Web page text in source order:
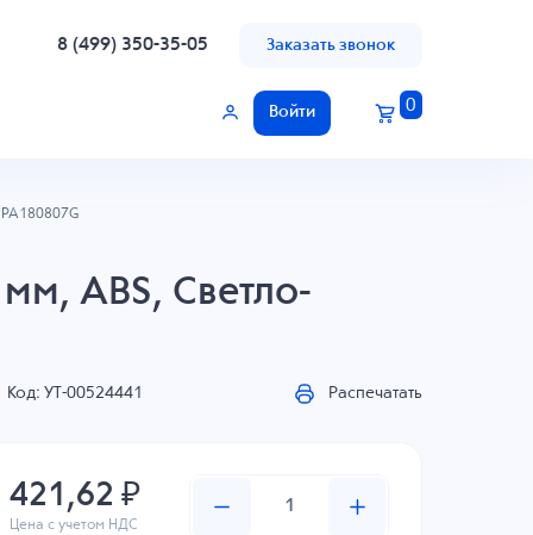
8 (499) 350-35-05 Заказать звонок
Войти 0
ABS, Светло-
Код: УТ-00524441 Распечатать
421,62 ₽
Цена с учетом НДС